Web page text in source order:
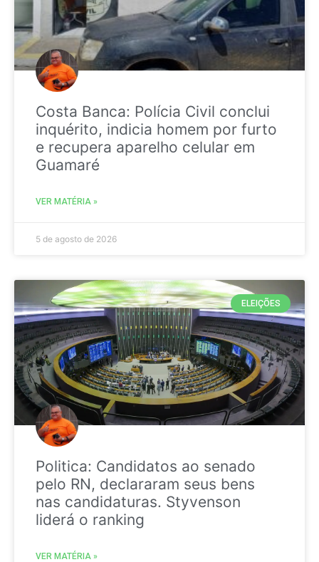
Costa Banca: Polícia Civil conclui
inquérito, indicia homem por furto
e recupera aparelho celular em
Guamaré
VER MATÉRIA »
5 de agosto de 2026
ELEIÇÕES
Politica: Candidatos ao senado
pelo RN, declararam seus bens
nas candidaturas. Styvenson
liderá o ranking
VER MATÉRIA »